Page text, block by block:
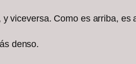
viceversa. Como es arriba, es
denso.